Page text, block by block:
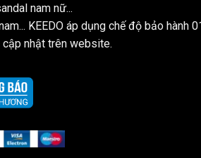
nam nữ...
KEEDO áp dụng chế độ bảo hành
nhật trên website.